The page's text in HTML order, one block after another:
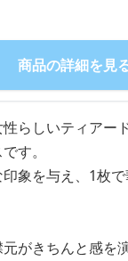
商品の詳細を見
らしいティアー
す。
象を与え、1枚
がきちんと感を